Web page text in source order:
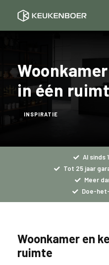
in één
INSPIRATIE
Al sinds
Tot 25 jaar
Meer
Doe-
Woonkamer en
ruimte